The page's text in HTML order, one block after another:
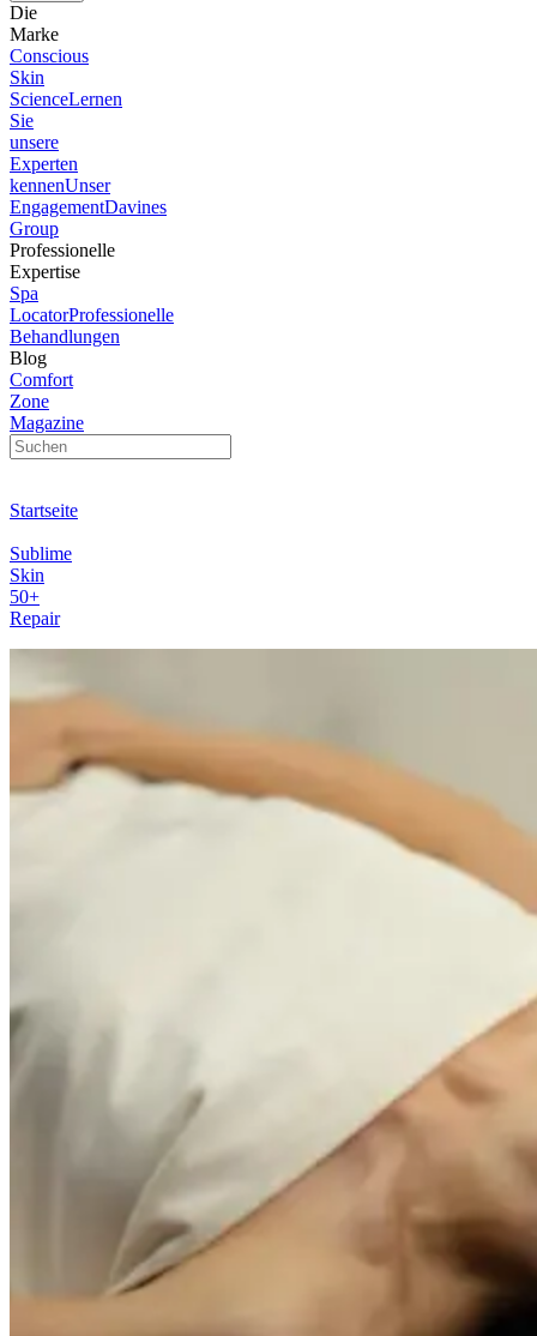
Die
Marke
Conscious
Skin
ScienceLernen
Sie
unsere
Experten
kennenUnser
EngagementDavines
Group
Professionelle
Expertise
Spa
LocatorProfessionelle
Behandlungen
Blog
Comfort
Zone
Magazine
Startseite
Sublime
Skin
50+
Repair